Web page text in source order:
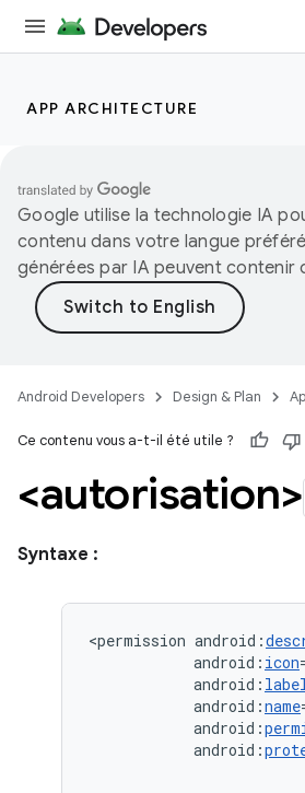
APP ARCHITECTURE
Google utilise la technologie IA
contenu dans votre langue
générées par IA peuvent contenir
Android Developers Design & Plan
Ce contenu vous a-t-il été utile ?
<autorisation>
Syntaxe :
<permission android:
android: icon
android:
android:name
android:
android: